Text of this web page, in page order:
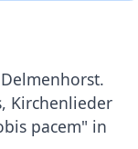
Kirchenlieder
pacem" in